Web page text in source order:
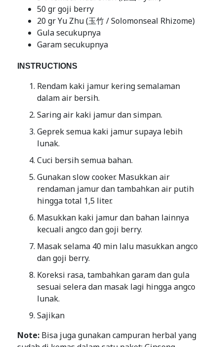
50 gr goji berry
20 gr Yu Zhu (玉竹 / Solomonseal Rhizome)
Gula secukupnya
Garam secukupnya
INSTRUCTIONS
Rendam kaki jamur kering semalaman
dalam air bersih.
Saring air kaki jamur dan simpan.
Geprek semua kaki jamur supaya lebih
lunak.
Cuci bersih semua bahan.
Gunakan slow cooker. Masukkan air
rendaman jamur dan tambahkan air putih
hingga total 1,5 liter.
Masukkan kaki jamur dan bahan lainnya
kecuali angco dan goji berry.
Masak selama 40 min lalu masukkan angco
dan goji berry.
Koreksi rasa, tambahkan garam dan gula
sesuai selera dan masak lagi hingga angco
lunak.
Sajikan
Note: Bisa juga gunakan campuran herbal yang